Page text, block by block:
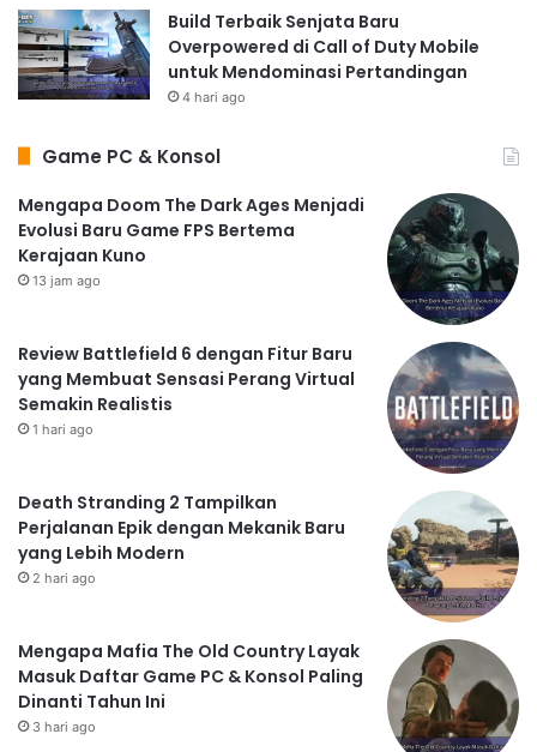
Build Terbaik Senjata Baru
Overpowered di Call of Duty Mobile
untuk Mendominasi Pertandingan
4 hari ago
Game PC & Konsol
Mengapa Doom The Dark Ages Menjadi
Evolusi Baru Game FPS Bertema
Kerajaan Kuno
13 jam ago
Review Battlefield 6 dengan Fitur Baru
yang Membuat Sensasi Perang Virtual
Semakin Realistis
1 hari ago
Death Stranding 2 Tampilkan
Perjalanan Epik dengan Mekanik Baru
yang Lebih Modern
2 hari ago
Mengapa Mafia The Old Country Layak
Masuk Daftar Game PC & Konsol Paling
Dinanti Tahun Ini
3 hari ago